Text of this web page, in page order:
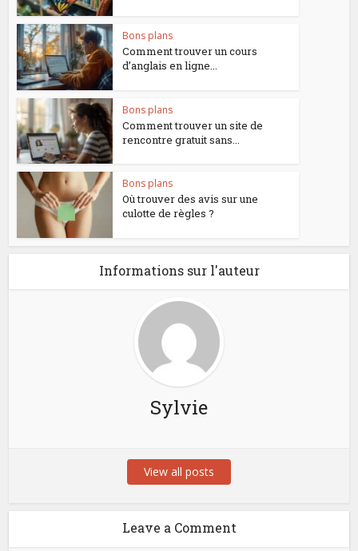
Bons plans
Comment trouver un cours
d’anglais en ligne...
Bons plans
Comment trouver un site de
rencontre gratuit sans...
Bons plans
Où trouver des avis sur une
culotte de règles ?
Informations sur l'auteur
Sylvie
View all posts
Leave a Comment